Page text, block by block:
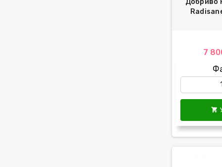
Добриво
7
